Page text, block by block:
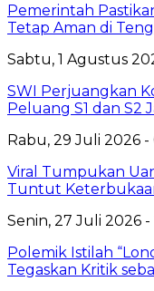
Pemerintah
Tetap Aman di
Sabtu, 1 Agustus
SWI Perjuangkan
Peluang S1 dan S2
Rabu, 29 Juli 2026 -
Viral Tumpukan
Tuntut
Senin, 27 Juli 2026
Polemik Istilah
Tegaskan Kritik